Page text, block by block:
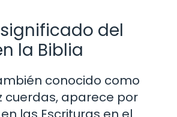
del
la Biblia
conocido como
cuerdas, aparece por